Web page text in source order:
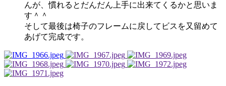
んが、慣れるとだんだん上手に出来てくるかと思いま
す＾＾
そして最後は椅子のフレームに戻してビスを又留めて
あげて完成です。